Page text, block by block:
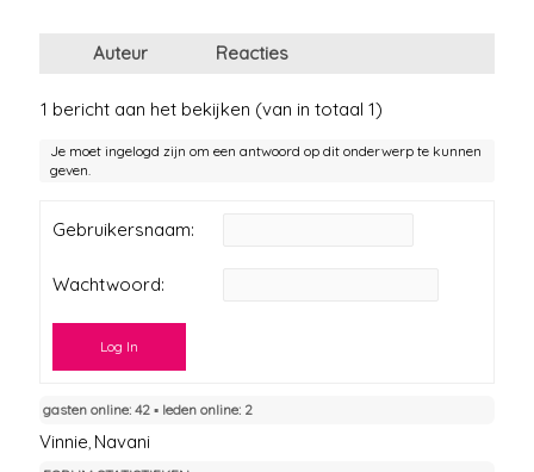
Auteur Reacties
1 bericht aan het bekijken (van in totaal 1)
Je moet ingelogd zijn om een antwoord op dit onderwerp te kunnen
geven.
Gebruikersnaam:
Wachtwoord:
Log In
gasten online: 42 ▪︎ leden online: 2
Vinnie Navani